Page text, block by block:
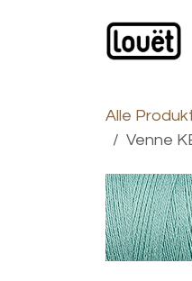
Alle
Venne